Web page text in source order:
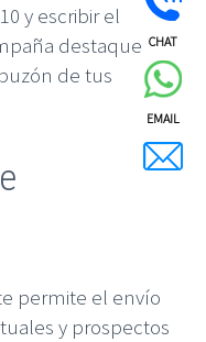
CHAT
EMAIL
y escribir el
destaque
de tus
permite el envío
y prospectos